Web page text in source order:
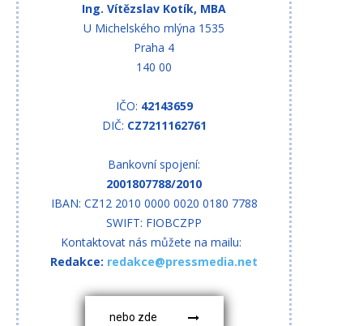
Ing. Vítězslav Kotík, MBA
U Michelského mlýna 1535
Praha 4
140 00
IČO: 42143659
DIČ: CZ7211162761
Bankovní spojení:
2001807788/2010
IBAN: CZ12 2010 0000 0020 0180 7788
SWIFT: FIOBCZPP
Kontaktovat nás můžete na mailu:
Redakce: redakce@pressmedia.net
nebo zde